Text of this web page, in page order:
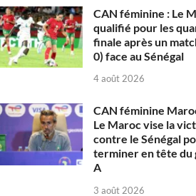
CAN féminine : Le
qualifié pour les
finale après un
0) face au Sénégal
4 août 2026
CAN féminine
Le Maroc vise la
contre le Sénégal
terminer en tête du
A
3 août 2026